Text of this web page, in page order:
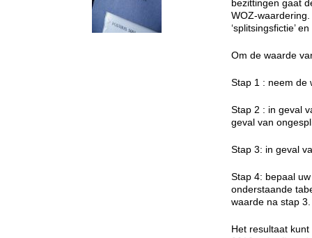
bezittingen gaat
WOZ-
‘splitsingsfictie’
Om de waarde
Stap 1 : neem de
Stap 2 : in geval
geval van
Stap 3: in geval
Stap 4: bepaal
onderstaande
waarde na stap 3.
Het resultaat